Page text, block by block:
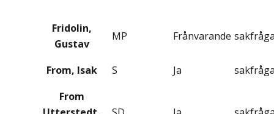
Fridolin,
Gustav
MP Frånvarande
From, Isak S Ja
From